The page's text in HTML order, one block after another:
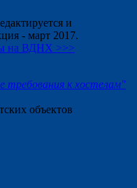
и
- март 2017.
на ВДНХ >>>
требования к хостелам"
объектов